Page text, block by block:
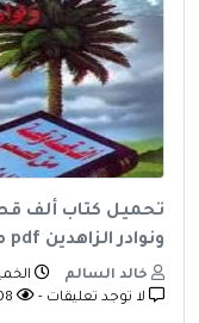
تحميل كتاب ألف
ونوادر الزاهدين pdf مجانا
خالد السالم
لا توجد تعليقات -